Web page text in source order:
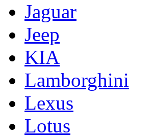
Jaguar
Jeep
KIA
Lamborghini
Lexus
Lotus